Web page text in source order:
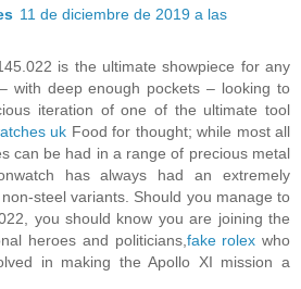
11 de diciembre de 2019 a las
is the ultimate showpiece for any
with deep enough pockets – looking to
iteration of one of the ultimate tool
uk Food for thought; while most all
can be had in a range of precious metal
has always had an extremely
steel variants. Should you manage to
you should know you are joining the
heroes and politicians,fake rolex who
in making the Apollo XI mission a